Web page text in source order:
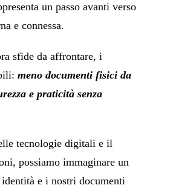
un passo avanti verso
e connessa.
sfide da affrontare, i
meno documenti fisici da
e praticità senza
tecnologie digitali e il
possiamo immaginare un
e i nostri documenti